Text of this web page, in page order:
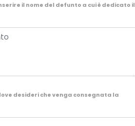
il nome del defunto a cui è dedicato il
desideri che venga consegnata la